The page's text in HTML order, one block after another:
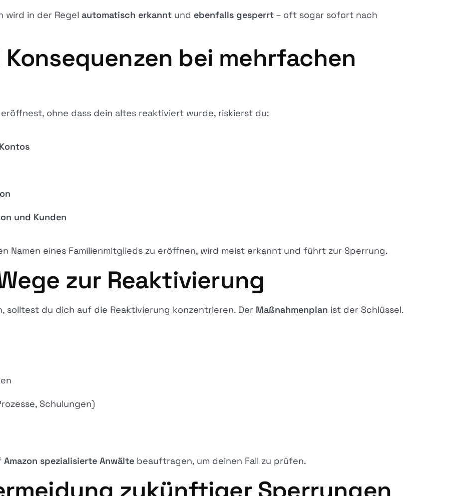
wird in der Regel automatisch erkanntund ebenfalls gesperrt– oft sogar sofort nach
Konsequenzen bei mehrfachen
ohne dass dein altes reaktiviert wurde, riskierst du:
und Kunden
Namen eines Familienmitglieds zu eröffnen, wird meist erkannt und führt zur Sperrung.
zur Reaktivierung
solltest du dich auf die Reaktivierung konzentrieren. Der Maßnahmenplan ist der Schlüssel.
Schulungen)
Amazon spezialisierte Anwältebeauftragen, um deinen Fall zu prüfen.